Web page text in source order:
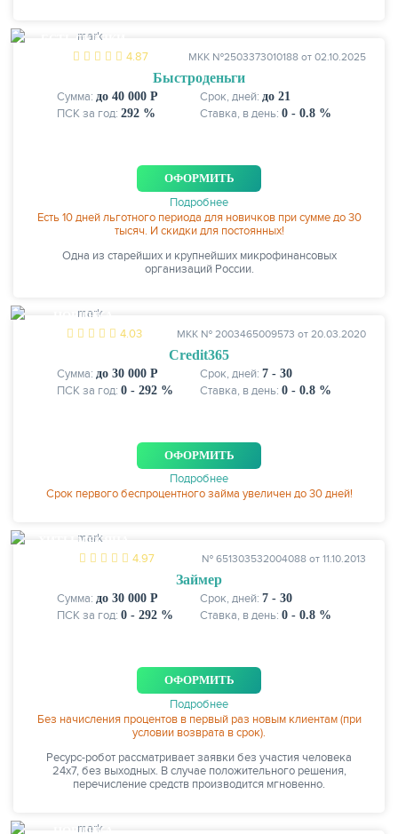
ЕСТЬ СКИДКИ
4.87 МКК №2503373010188 от 02.10.2025
Быстроденьги
Сумма: до 40 000 Р Срок, дней: до 21
ПСК за год: 292 % Ставка, в день: 0 - 0.8 %
ОФОРМИТЬ
Подробнее
Есть 10 дней льготного периода для новичков при сумме до 30
тысяч. И скидки для постоянных!
Одна из старейших и крупнейших микрофинансовых
организаций России.
НОВИНКА
4.03 МКК № 2003465009573 от 20.03.2020
Credit365
Сумма: до 30 000 Р Срок, дней: 7 - 30
ПСК за год: 0 - 292 % Ставка, в день: 0 - 0.8 %
ОФОРМИТЬ
Подробнее
Cрок первого беспроцентного займа увеличен до 30 дней!
ХИТЫ МЕСЯЦА
4.97 № 651303532004088 от 11.10.2013
Займер
Сумма: до 30 000 Р Срок, дней: 7 - 30
ПСК за год: 0 - 292 % Ставка, в день: 0 - 0.8 %
ОФОРМИТЬ
Подробнее
Без начисления процентов в первый раз новым клиентам (при
условии возврата в срок).
Ресурс-робот рассматривает заявки без участия человека
24х7, без выходных. В случае положительного решения,
перечисление средств производится мгновенно.
НОВИНКА